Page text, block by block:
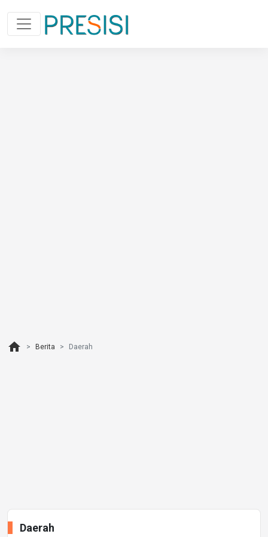
home Berita Daerah
Daerah